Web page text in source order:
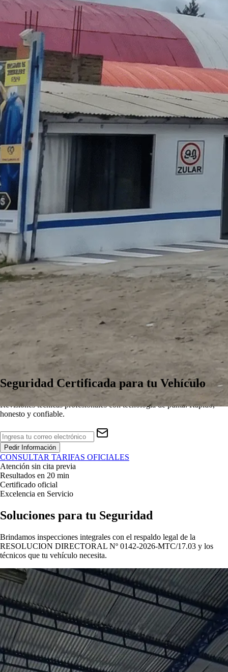
SeguridadCertificada para tu Vehículo
Revisiones técnicas profesionales con tecnología de punta. Rápido,
honesto y confiable.
Pedir Información
CONSULTAR TARIFAS OFICIALES
Atención sin cita previa
Resultados en 20 min
Certificado oficial
Excelencia en Servicio
Soluciones para tu Seguridad
Brindamos inspecciones integrales con el respaldo legal de la
RESOLUCION DIRECTORAL Nº 0142-2026-MTC/17.03 y los
técnicos que tu vehículo necesita.